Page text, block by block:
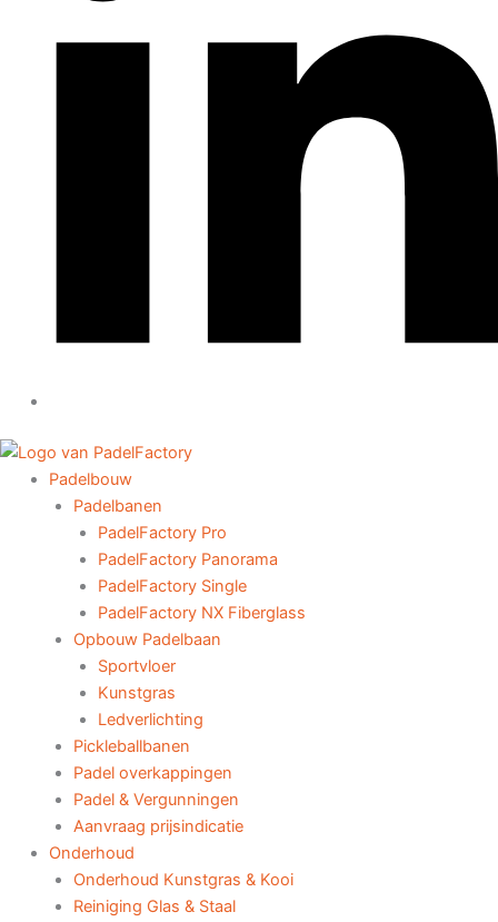
Padelbouw
Padelbanen
PadelFactory Pro
PadelFactory Panorama
PadelFactory Single
PadelFactory NX Fiberglass
Opbouw Padelbaan
Sportvloer
Kunstgras
Ledverlichting
Pickleballbanen
Padel overkappingen
Padel & Vergunningen
Aanvraag prijsindicatie
Onderhoud
Onderhoud Kunstgras & Kooi
Reiniging Glas & Staal